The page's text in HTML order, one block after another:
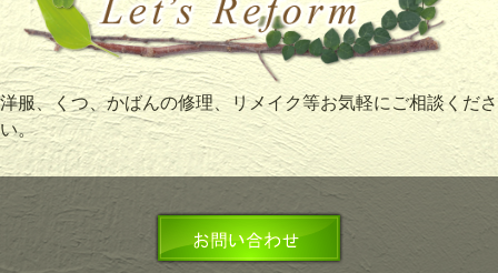
洋服、くつ、かばんの修理、リメイク等お気軽にご相談くださ
い。